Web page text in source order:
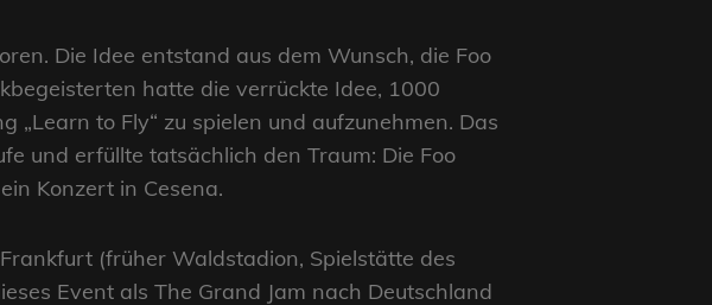
Die Idee entstand aus dem Wunsch, die Foo
hatte die verrückte Idee, 1000
„Learn to Fly“ zu spielen und aufzunehmen. Das
und erfüllte tatsächlich den Traum: Die Foo
Konzert in Cesena.
(früher Waldstadion, Spielstätte des
Event als The Grand Jam nach Deutschland